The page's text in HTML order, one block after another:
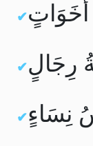
أَخَوَاتٍ
رِجَالٍ
نِسَاءٍ